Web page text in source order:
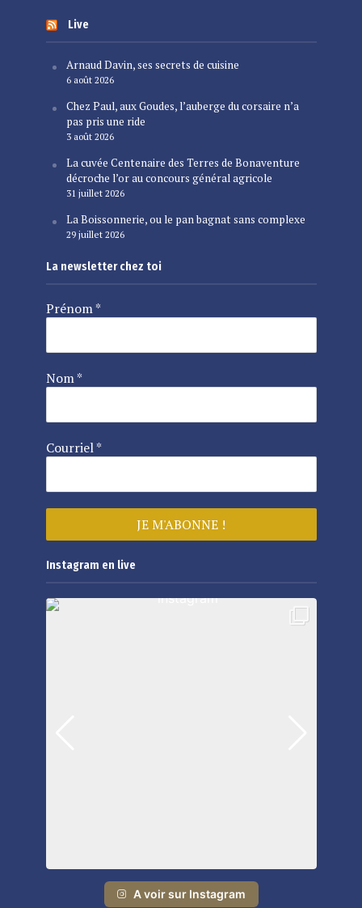
Live
Arnaud Davin, ses secrets de cuisine
6 août 2026
Chez Paul, aux Goudes, l’auberge du corsaire n’a
pas pris une ride
3 août 2026
La cuvée Centenaire des Terres de Bonaventure
décroche l’or au concours général agricole
31 juillet 2026
La Boissonnerie, ou le pan bagnat sans complexe
29 juillet 2026
La newsletter chez toi
Prénom*
Nom*
Courriel*
Instagram en live
A voir sur Instagram